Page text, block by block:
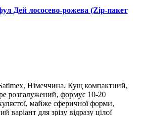
Дей лососево-рожева (Zip-пакет
Німеччина. Кущ компактний,
розгалужений, формує 10-20
майже сферичної форми,
варіант для зрізу відразу цілої